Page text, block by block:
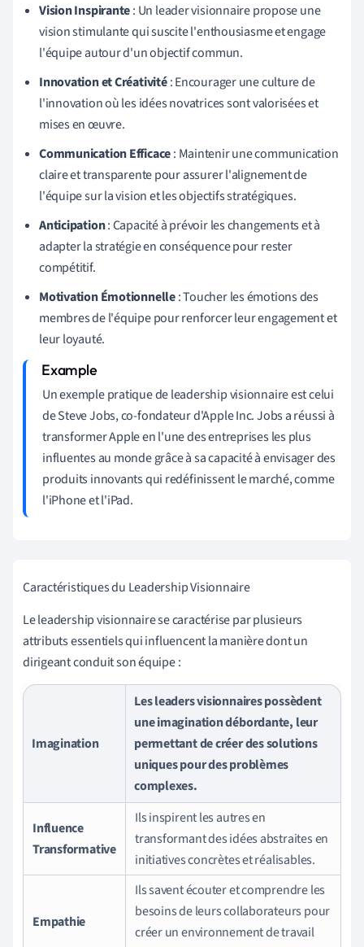
Vision Inspirante: Un leader visionnaire propose une
vision stimulante qui suscite l'enthousiasme et engage
l'équipe autour d'un objectif commun.
Innovation et Créativité: Encourager une culture de
l'innovation où les idées novatrices sont valorisées et
mises en œuvre.
Communication Efficace: Maintenir une communication
claire et transparente pour assurer l'alignement de
l'équipe sur la vision et les objectifs stratégiques.
Anticipation: Capacité à prévoir les changements et à
adapter la stratégie en conséquence pour rester
compétitif.
Motivation Émotionnelle: Toucher les émotions des
membres de l'équipe pour renforcer leur engagement et
leur loyauté.
Un exemple pratique de leadership visionnaire est celui
de Steve Jobs, co-fondateur d'Apple Inc. Jobs a réussi à
transformer Apple en l'une des entreprises les plus
influentes au monde grâce à sa capacité à envisager des
produits innovants qui redéfinissent le marché, comme
l'iPhone et l'iPad.
Caractéristiques du Leadership Visionnaire
Le leadership visionnaire se caractérise par plusieurs
attributs essentiels qui influencent la manière dont un
dirigeant conduit son équipe :
Imagination
Les leaders visionnaires possèdent
une imagination débordante, leur
permettant de créer des solutions
uniques pour des problèmes
complexes.
Influence
Transformative
Ils inspirent les autres en
transformant des idées abstraites en
initiatives concrètes et réalisables.
Empathie
Ils savent écouter et comprendre les
besoins de leurs collaborateurs pour
créer un environnement de travail